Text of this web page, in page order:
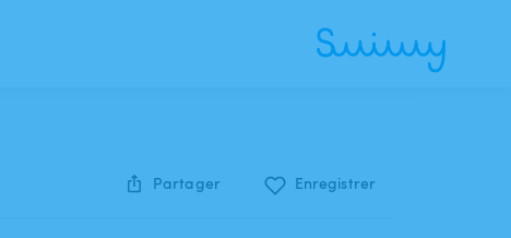
Partager Enregistrer